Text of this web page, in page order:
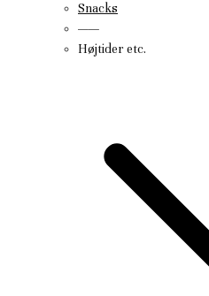
Snacks
——
Højtider etc.